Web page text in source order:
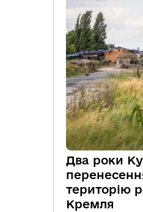
Два роки
територію
Кремля